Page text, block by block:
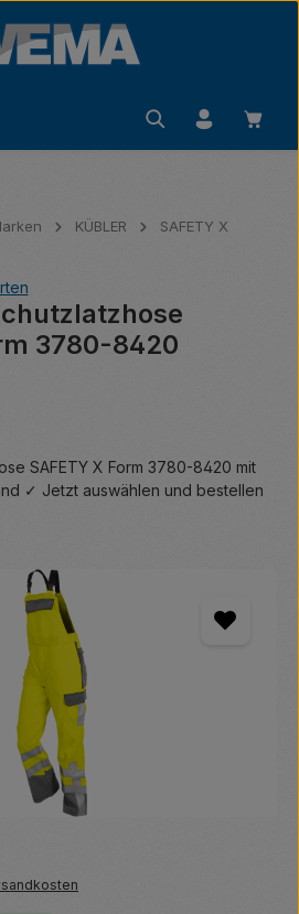
KÜBLER SAFETY X
von 0 von 5 Sternen
3780-8420
SAFETY X Form 3780-8420 mit
✓ Jetzt auswählen und bestellen